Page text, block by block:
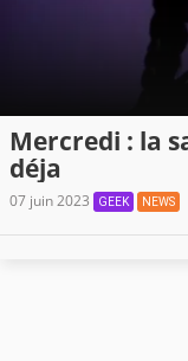
Mercredi : la
déja
07 juin 2023 GEEK NEWS